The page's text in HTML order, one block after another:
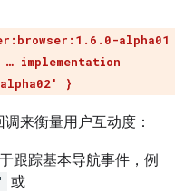
alpha01
… implementation
}
来衡量用户互动度：
于跟踪基本导航事件，例
或